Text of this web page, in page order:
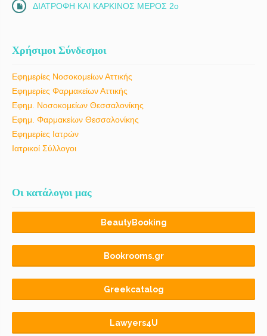
ΔΙΑΤΡΟΦΗ ΚΑΙ ΚΑΡΚΙΝΟΣ ΜΕΡΟΣ 2ο
Χρήσιμοι Σύνδεσμοι
Εφημερίες Νοσοκομείων Αττικής
Εφημερίες Φαρμακείων Αττικής
Εφημ. Νοσοκομείων Θεσσαλονίκης
Εφημ. Φαρμακείων Θεσσαλονίκης
Εφημερίες Ιατρών
Ιατρικοί Σύλλογοι
Οι κατάλογοι μας
BeautyBooking
Bookrooms.gr
Greekcatalog
Lawyers4U